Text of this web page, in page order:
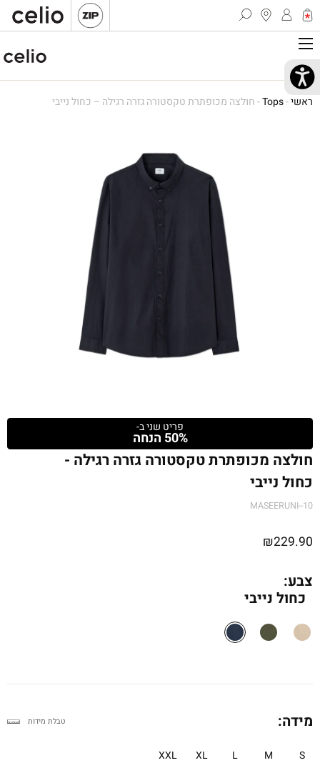
ראשי-
Tops
-חולצה מכופתרת טקסטורה גזרה רגילה – כחול נייבי
פריט שני ב-
50% הנחה
חולצה מכופתרת טקסטורה גזרה רגילה -
כחול נייבי
MASEERUNI--10
₪229.90
צבע:
כחול נייבי
מידה:
S
M
L
XL
XXL
טבלת מידות